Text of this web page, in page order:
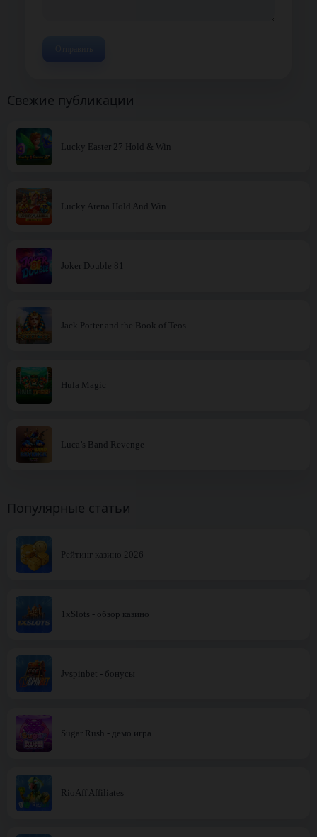
Свежие публикации
Lucky Easter 27 Hold & Win
Lucky Arena Hold And Win
Joker Double 81
Jack Potter and the Book of Teos
Hula Magic
Luca’s Band Revenge
Популярные статьи
Рейтинг казино 2026
1xSlots - обзор казино
Jvspinbet - бонусы
Sugar Rush - демо игра
RioAff Affiliates